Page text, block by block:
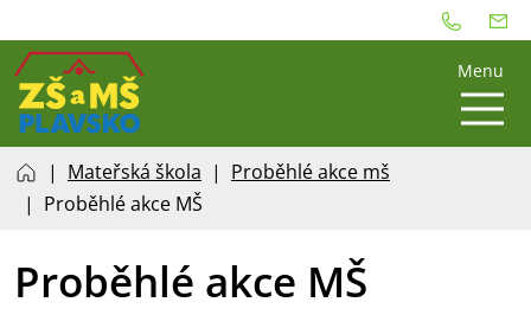
Menu
Mateřská škola
Proběhlé akce mš
Proběhlé akce MŠ
Proběhlé akce MŠ